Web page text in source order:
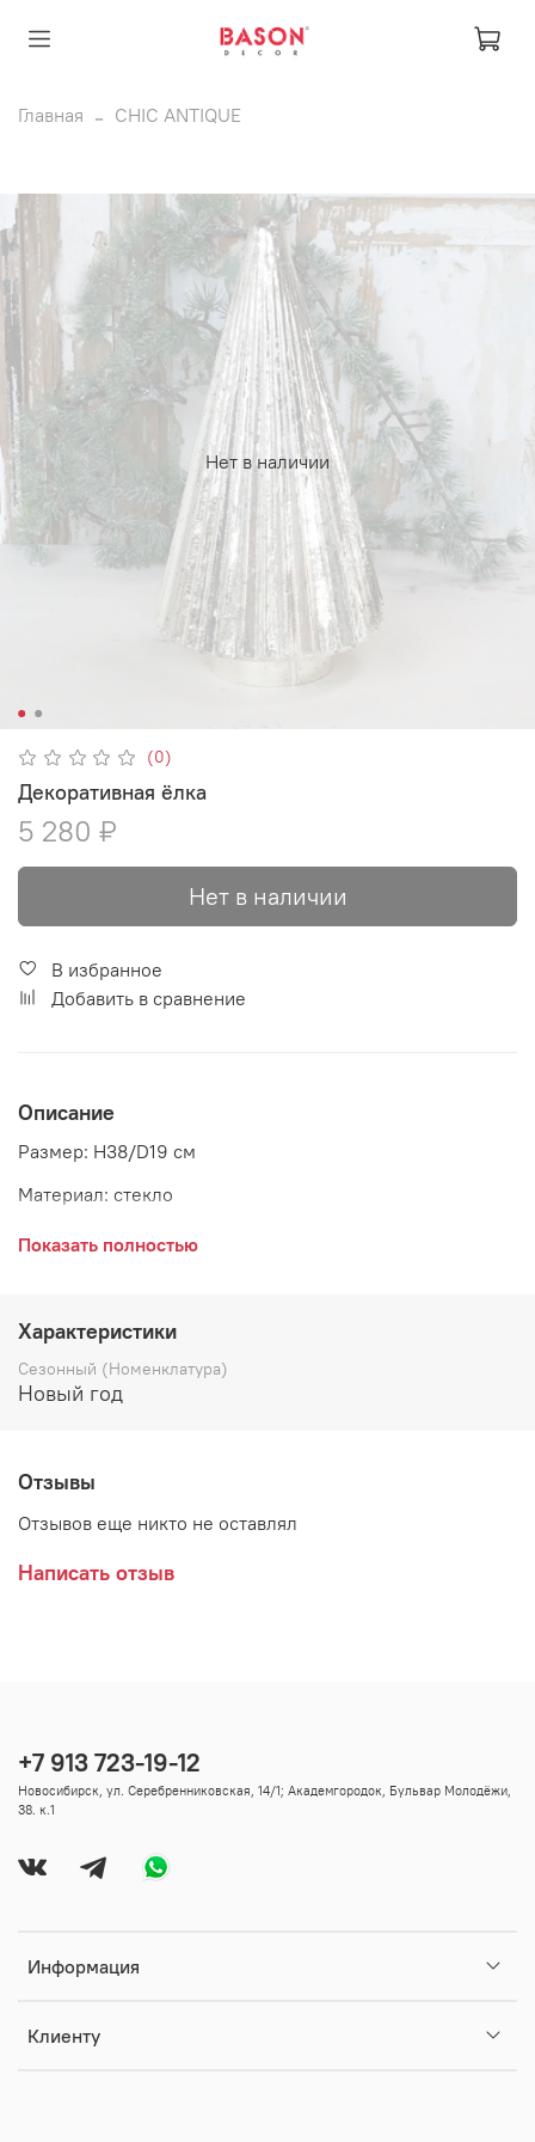
Главная CHIC ANTIQUE
Нет в наличии
(0)
Декоративная ёлка
5 280 ₽
Нет в наличии
В избранное
Добавить в сравнение
Описание
Размер: H38/D19 см
Материал: стекло
Цвет: silver
Поставщик: Chic Antique
Показать полностью
Характеристики
Сезонный (Номенклатура)
Новый год
Отзывы
Отзывов еще никто не оставлял
Написать отзыв
Информация
Клиенту
+7 913 723-19-12
Новосибирск, ул. Серебренниковская, 14/1; Академгородок, Бульвар Молодёжи,
38. к.1